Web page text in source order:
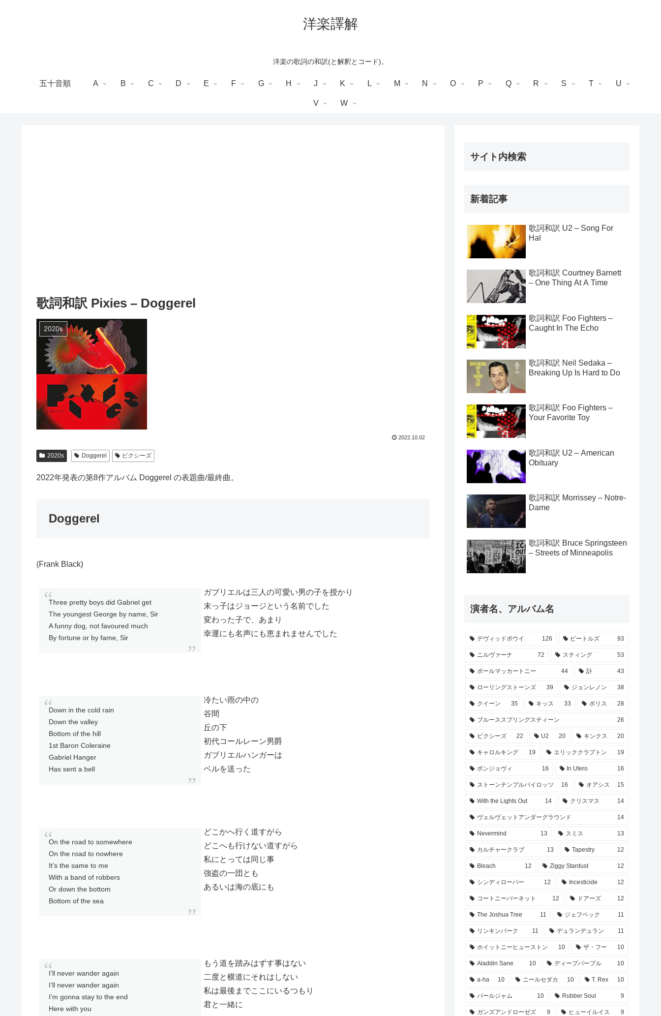
洋楽譯解
洋楽の歌詞の和訳(と解釈とコード)。
五十音順 A B C D E F G H J K L M N O P Q R S T U
V W
歌詞和訳 Pixies – Doggerel
2020s
2022.10.02
2020s Doggerel ピクシーズ
2022年発表の第8作アルバム Doggerel の表題曲/最終曲。
Doggerel
(Frank Black)
Three pretty boys did Gabriel get
The youngest George by name, Sir
A funny dog, not favoured much
By fortune or by fame, Sir
ガブリエルは三人の可愛い男の子を授かり
末っ子はジョージという名前でした
変わった子で、あまり
幸運にも名声にも恵まれませんでした
Down in the cold rain
Down the valley
Bottom of the hill
1st Baron Coleraine
Gabriel Hanger
Has sent a bell
冷たい雨の中の
谷間
丘の下
初代コールレーン男爵
ガブリエルハンガーは
ベルを送った
On the road to somewhere
On the road to nowhere
It’s the same to me
With a band of robbers
Or down the bottom
Bottom of the sea
どこかへ行く道すがら
どこへも行けない道すがら
私にとっては同じ事
強盗の一団とも
あるいは海の底にも
I’ll never wander again
I’ll never wander again
I’m gonna stay to the end
Here with you
もう道を踏みはずす事はない
二度と横道にそれはしない
私は最後までここにいるつもり
君と一緒に
サイト内検索
新着記事
歌詞和訳 U2 – Song For
Hal
歌詞和訳 Courtney Barnett
– One Thing At A Time
歌詞和訳 Foo Fighters –
Caught In The Echo
歌詞和訳 Neil Sedaka –
Breaking Up Is Hard to Do
歌詞和訳 Foo Fighters –
Your Favorite Toy
歌詞和訳 U2 – American
Obituary
歌詞和訳 Morrissey – Notre-
Dame
歌詞和訳 Bruce Springsteen
– Streets of Minneapolis
演者名、アルバム名
デヴィッドボウイ 126 ビートルズ 93
ニルヴァーナ 72 スティング 53
ポールマッカートニー 44 訃 43
ローリングストーンズ 39 ジョンレノン 38
クイーン 35 キッス 33 ポリス 28
ブルーススプリングスティーン 26
ピクシーズ 22 U2 20 キンクス 20
キャロルキング 19 エリッククラプトン 19
ボンジョヴィ 16 In Utero 16
ストーンテンプルパイロッツ 16 オアシス 15
With the Lights Out 14 クリスマス 14
ヴェルヴェットアンダーグラウンド 14
Nevermind 13 スミス 13
カルチャークラブ 13 Tapestry 12
Bleach 12 Ziggy Stardust 12
シンディローパー 12 Incesticide 12
コートニーバーネット 12 ドアーズ 12
The Joshua Tree 11 ジェフベック 11
リンキンパーク 11 デュランデュラン 11
ホイットニーヒューストン 10 ザ・フー 10
Aladdin Sane 10 ディープパープル 10
a-ha 10 ニールセダカ 10 T. Rex 10
パールジャム 10 Rubber Soul 9
ガンズアンドローゼズ 9 ヒューイルイス 9